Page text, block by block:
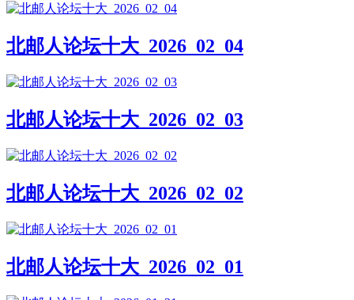
北邮人论坛十大_2026_02_04
北邮人论坛十大_2026_02_03
北邮人论坛十大_2026_02_02
北邮人论坛十大_2026_02_01